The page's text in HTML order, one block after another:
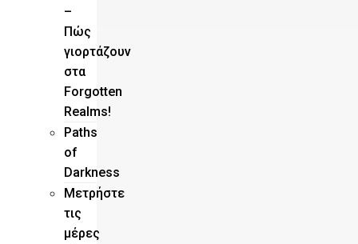
–
Πώς
γιορτάζουν
στα
Forgotten
Realms!
Paths
of
Darkness
Μετρήστε
τις
μέρες